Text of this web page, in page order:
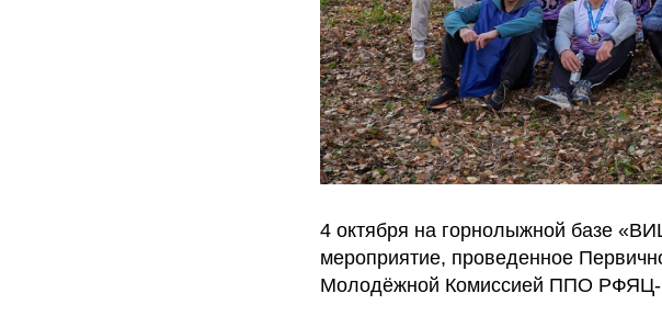
4 октября на горнолыжной базе
мероприятие, проведенное
Молодёжной Комиссией ППО